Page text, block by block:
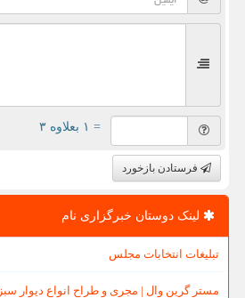
= ۱ بعلاوه ۳
فرستادن بازخورد
لینک دوستان خبرگزاری نام
تبلیغات انتخابات مجلس
مستر گرین وال | مجری و طراح انواع دیوار سبز